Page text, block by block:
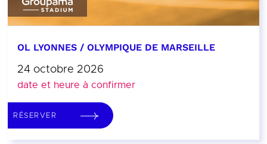
OL LYONNES / OLYMPIQUE DE MARSEILLE
24 octobre 2026
date et heure à confirmer
RÉSERVER